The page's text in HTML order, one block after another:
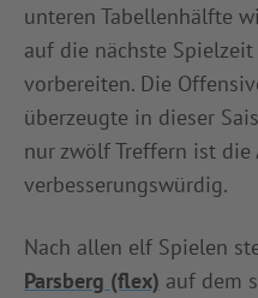
unteren Tabellenhälfte
auf die nächste
vorbereiten. Die
überzeugte in dieser
nur zwölf Treffern ist
verbesserungswürdig.
Nach allen elf Spielen
Parsberg (flex) auf dem